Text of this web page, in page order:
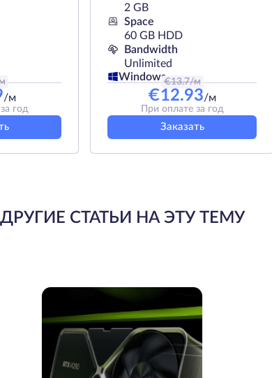
/м
год
2 GB
Space
60 GB HDD
Bandwidth
Unlimited
Windows€13.7/м
€12.93/м
При оплате за год
Заказать
ДРУГИЕ СТАТЬИ НА ЭТУ ТЕМУ